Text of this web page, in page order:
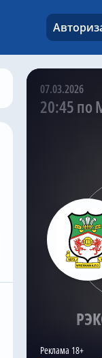
07.03.2026
20:45 по